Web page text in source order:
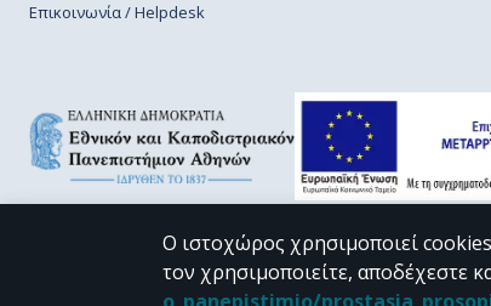
Επικοινωνία / Helpdesk
CC BY-NC 4.0
Ο ιστοχώρος χρησιμοποιεί
τον χρησιμοποιείτε, αποδέχεστε